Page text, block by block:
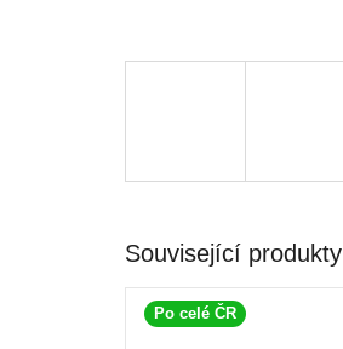
Související produkty
Po celé ČR